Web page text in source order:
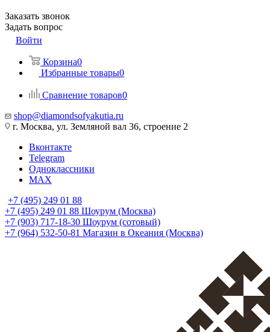
Заказать звонок
Задать вопрос
Войти
Корзина0
Избранные товары0
Сравнение товаров0
shop@diamondsofyakutia.ru
г. Москва, ул. Земляной вал 36, строение 2
Вконтакте
Telegram
Одноклассники
MAX
+7 (495) 249 01 88
+7 (495) 249 01 88 Шоурум (Москва)
+7 (903) 717-18-30 Шоурум (сотовый)
+7 (964) 532-50-81 Магазин в Океания (Москва)